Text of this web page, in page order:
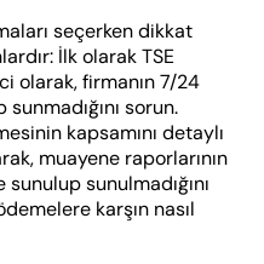
seçerken dikkat
İlk olarak TSE
olarak, firmanın 7/24
sorun.
kapsamını detaylı
muayene raporlarının
sunulmadığını
karşın nasıl